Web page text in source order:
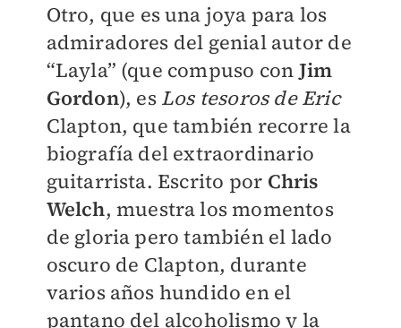
Otro, que es una joya para los
admiradores del genial autor de
“Layla” (que compuso con Jim
Gordon), es Los tesoros de Eric
Clapton, que también recorre la
biografía del extraordinario
guitarrista. Escrito por Chris
Welch, muestra los momentos
de gloria pero también el lado
oscuro de Clapton, durante
varios años hundido en el
pantano del alcoholismo y la